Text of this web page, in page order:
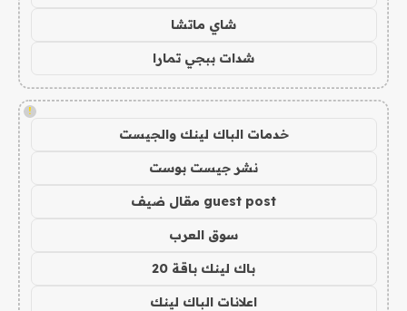
شاي ماتشا
شدات ببجي تمارا
!
خدمات الباك لينك والجيست
نشر جيست بوست
guest post مقال ضيف
سوق العرب
باك لينك باقة 20
اعلانات الباك لينك